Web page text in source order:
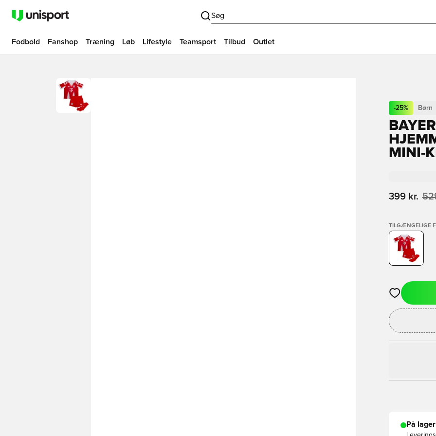
Søg
Fodbold Fanshop Træning Løb Lifestyle Teamsport Tilbud Outlet
-25% Børn
MINI-
399 kr.
TILGÆNGELIGE
Åbner en
På